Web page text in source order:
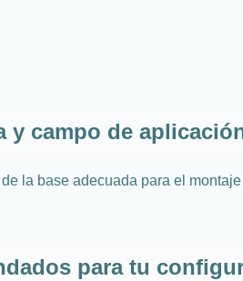
y campo de
la base adecuada para el
para tu